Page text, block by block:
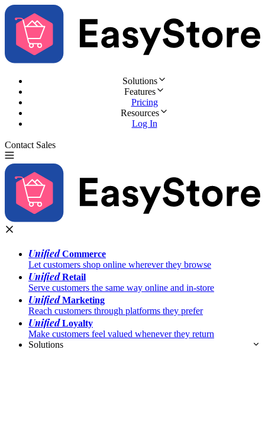
Solutions
Features
Pricing
Resources
Log In
Contact Sales
UnifiedCommerce
Let customers shop online wherever they browse
UnifiedRetail
Serve customers the same way online and in-store
UnifiedMarketing
Reach customers through platforms they prefer
UnifiedLoyalty
Make customers feel valued whenever they return
Solutions